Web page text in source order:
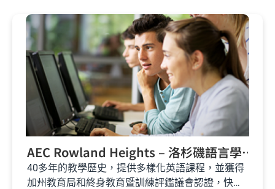
AEC Rowland Heights – 洛杉磯語言學
校 – 美國遊學
40多年的教學歷史，提供多樣化英語課程，並獲得
加州教育局和終身教育暨訓練評鑑議會認證，快來